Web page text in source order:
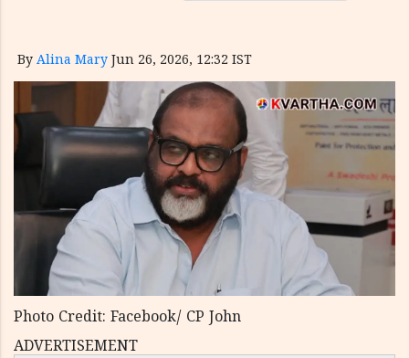
By Alina Mary Jun 26, 2026, 12:32 IST
Photo Credit: Facebook/ CP John
ADVERTISEMENT